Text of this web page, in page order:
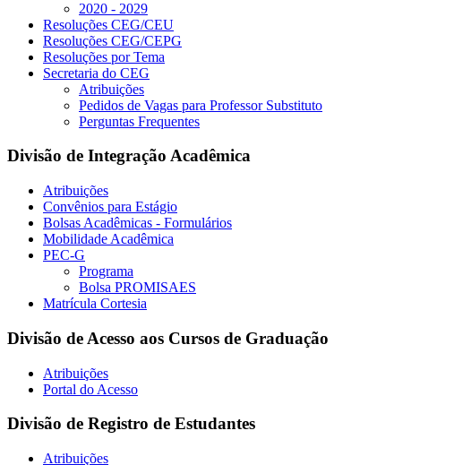
2020 - 2029
Resoluções CEG/CEU
Resoluções CEG/CEPG
Resoluções por Tema
Secretaria do CEG
Atribuições
Pedidos de Vagas para Professor Substituto
Perguntas Frequentes
Divisão de Integração Acadêmica
Atribuições
Convênios para Estágio
Bolsas Acadêmicas - Formulários
Mobilidade Acadêmica
PEC-G
Programa
Bolsa PROMISAES
Matrícula Cortesia
Divisão de Acesso aos Cursos de Graduação
Atribuições
Portal do Acesso
Divisão de Registro de Estudantes
Atribuições